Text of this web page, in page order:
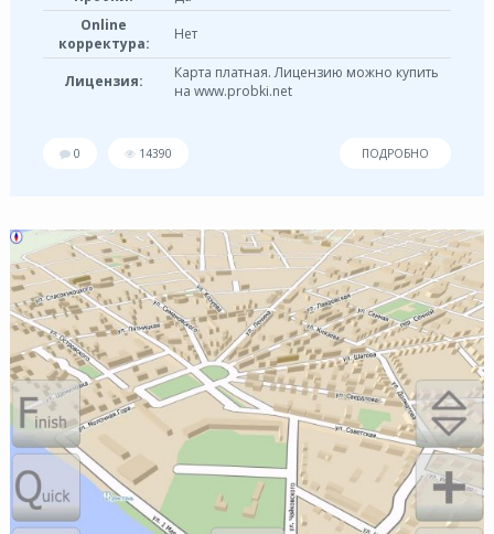
Online
корректура:
Нет
Лицензия:
Карта платная. Лицензию можно купить
на www.probki.net
0 14390 ПОДРОБНО